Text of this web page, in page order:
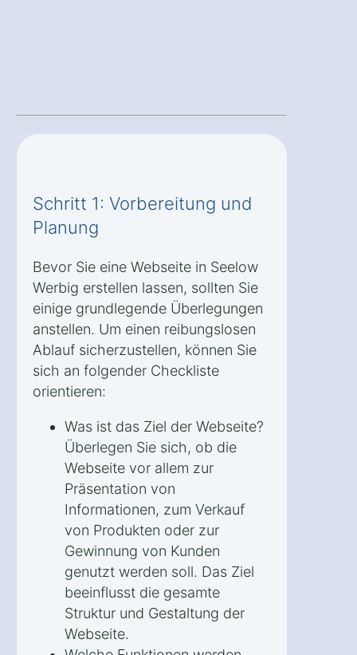
Schritt 1: Vorbereitung und
Planung
Bevor Sie eine Webseite in Seelow
Werbig erstellen lassen, sollten Sie
einige grundlegende Überlegungen
anstellen. Um einen reibungslosen
Ablauf sicherzustellen, können Sie
sich an folgender Checkliste
orientieren:
Was ist das Ziel der Webseite?
Überlegen Sie sich, ob die
Webseite vor allem zur
Präsentation von
Informationen, zum Verkauf
von Produkten oder zur
Gewinnung von Kunden
genutzt werden soll. Das Ziel
beeinflusst die gesamte
Struktur und Gestaltung der
Webseite.